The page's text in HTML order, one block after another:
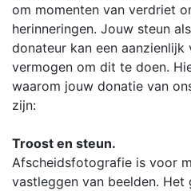
om momenten van verdriet
herinneringen. Jouw steun
donateur kan een aanzienlijk
vermogen om dit te doen.
waarom jouw donatie van
zijn:
Troost en steun.
Afscheidsfotografie is voor
vastleggen van beelden.